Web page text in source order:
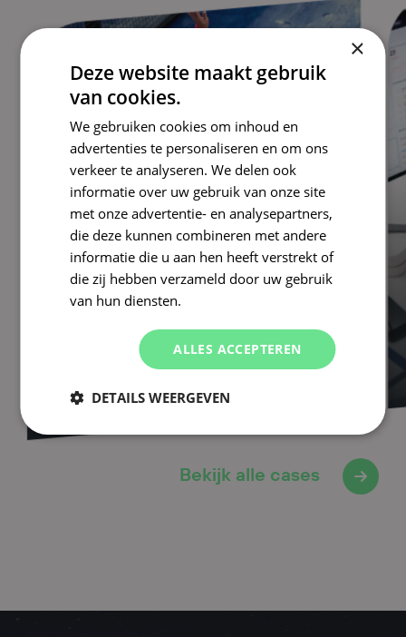
KNLTB
In no-time een padel-
of tennisbaan boeken
Bekijk alle cases
×
Deze website maakt gebruik
van cookies.
We gebruiken cookies om inhoud en
advertenties te personaliseren en om ons
verkeer te analyseren. We delen ook
informatie over uw gebruik van onze site
met onze advertentie- en analysepartners,
die deze kunnen combineren met andere
informatie die u aan hen heeft verstrekt of
die zij hebben verzameld door uw gebruik
van hun diensten.
ALLES ACCEPTEREN
DETAILS WEERGEVEN